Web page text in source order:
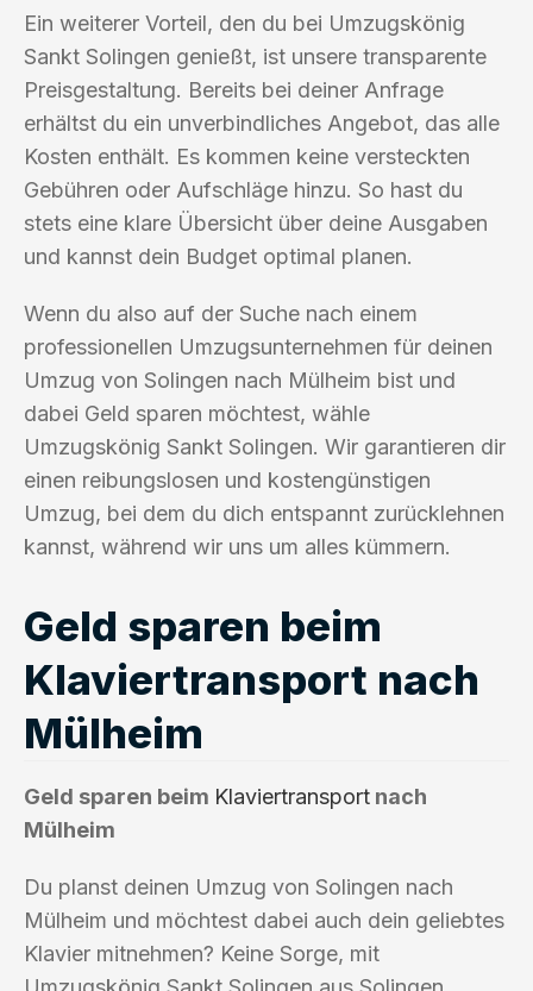
Ein weiterer Vorteil, den du bei Umzugskönig
Sankt Solingen genießt, ist unsere transparente
Preisgestaltung. Bereits bei deiner Anfrage
erhältst du ein unverbindliches Angebot, das alle
Kosten enthält. Es kommen keine versteckten
Gebühren oder Aufschläge hinzu. So hast du
stets eine klare Übersicht über deine Ausgaben
und kannst dein Budget optimal planen.
Wenn du also auf der Suche nach einem
professionellen Umzugsunternehmen für deinen
Umzug von Solingen nach Mülheim bist und
dabei Geld sparen möchtest, wähle
Umzugskönig Sankt Solingen. Wir garantieren dir
einen reibungslosen und kostengünstigen
Umzug, bei dem du dich entspannt zurücklehnen
kannst, während wir uns um alles kümmern.
Geld sparen beim
Klaviertransport nach
Mülheim
Geld sparen beim Klaviertransport nach
Mülheim
Du planst deinen Umzug von Solingen nach
Mülheim und möchtest dabei auch dein geliebtes
Klavier mitnehmen? Keine Sorge, mit